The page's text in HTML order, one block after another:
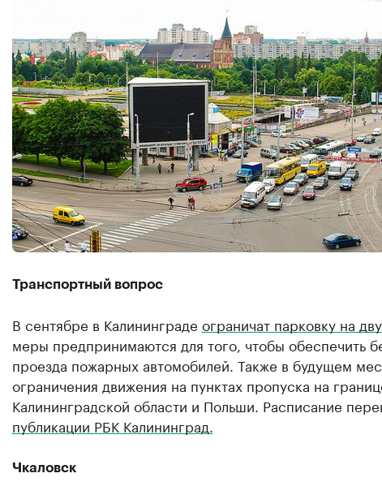
Транспортный вопрос
В сентябре в Калининграде ограничат парковку на
меры предпринимаются для того, чтобы обеспечить
проезда пожарных автомобилей. Также в будущем
ограничения движения на пунктах пропуска на
Калининградской области и Польши. Расписание
публикации РБК Калининград.
Чкаловск